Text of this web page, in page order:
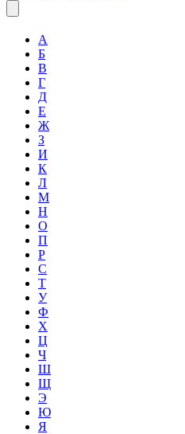
А
Б
В
Г
Д
Е
Ж
З
И
К
Л
М
Н
О
П
Р
С
Т
У
Ф
Х
Ц
Ч
Ш
Щ
Э
Ю
Я